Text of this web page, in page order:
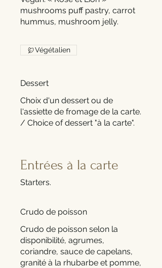
mushrooms puff pastry, carrot
hummus, mushroom jelly.
Végétalien
Dessert
Choix d'un dessert ou de
l'assiette de fromage de la carte.
/ Choice of dessert "à la carte".
Entrées à la carte
Starters.
Crudo de poisson
Crudo de poisson selon la
disponibilité, agrumes,
coriandre, sauce de capelans,
granité à la rhubarbe et pomme,